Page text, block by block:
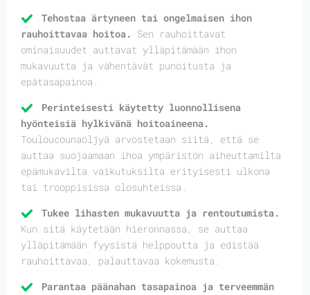
Tehostaa ärtyneen tai ongelmaisen ihon
rauhoittavaa hoitoa. Sen rauhoittavat
ominaisuudet auttavat ylläpitämään ihon
mukavuutta ja vähentävät punoitusta ja
epätasapainoa.
Perinteisesti käytetty luonnollisena
hyönteisiä hylkivänä hoitoaineena.
Touloucounaöljyä arvostetaan siitä, että se
auttaa suojaamaan ihoa ympäristön aiheuttamilta
epämukavilta vaikutuksilta erityisesti ulkona
tai trooppisissa olosuhteissa.
Tukee lihasten mukavuutta ja rentoutumista.
Kun sitä käytetään hieronnassa, se auttaa
ylläpitämään fyysistä helppoutta ja edistää
rauhoittavaa, palauttavaa kokemusta.
Parantaa päänahan tasapainoa ja terveemmän